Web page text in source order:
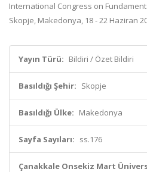
International Congress on
Skopje, Makedonya, 18 - 22 Haziran
Yayın Türü: Bildiri / Özet Bildiri
Basıldığı Şehir: Skopje
Basıldığı Ülke: Makedonya
Sayfa Sayıları: ss.176
Çanakkale Onsekiz Mart